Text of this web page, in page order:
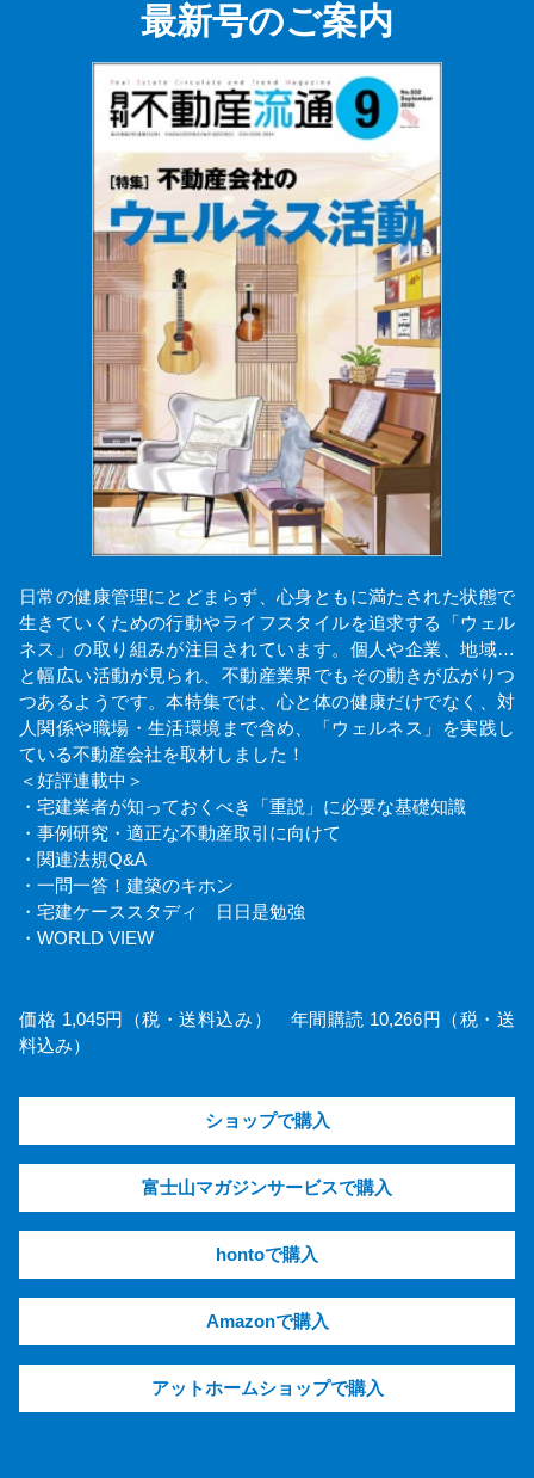
最新号のご案内
日常の健康管理にとどまらず、心身ともに満たされた状態で
生きていくための行動やライフスタイルを追求する「ウェル
ネス」の取り組みが注目されています。個人や企業、地域…
と幅広い活動が見られ、不動産業界でもその動きが広がりつ
つあるようです。本特集では、心と体の健康だけでなく、対
人関係や職場・生活環境まで含め、「ウェルネス」を実践し
ている不動産会社を取材しました！
＜好評連載中＞
・宅建業者が知っておくべき「重説」に必要な基礎知識
・事例研究・適正な不動産取引に向けて
・関連法規Q&A
・一問一答！建築のキホン
・宅建ケーススタディ 日日是勉強
・WORLD VIEW
価格 1,045円（税・送料込み） 年間購読 10,266円（税・送
料込み）
ショップで購入
富士山マガジンサービスで購入
hontoで購入
Amazonで購入
アットホームショップで購入